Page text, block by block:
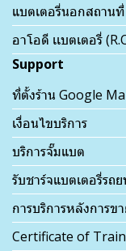
แบตเตอรี่นอกสถาน
อาโอดี เเบตเตอรี่
Support
ที่ตั้งร้าน Google
เงื่อนไขบริการ
บริการจั๊มแบต
รับชาร์จแบตเตอรี่รถ
การบริการหลังการข
Certificate of